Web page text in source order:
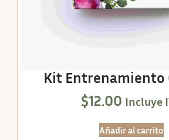
Kit Entrenamiento
$12.00 Incluye
Añadir al carrito